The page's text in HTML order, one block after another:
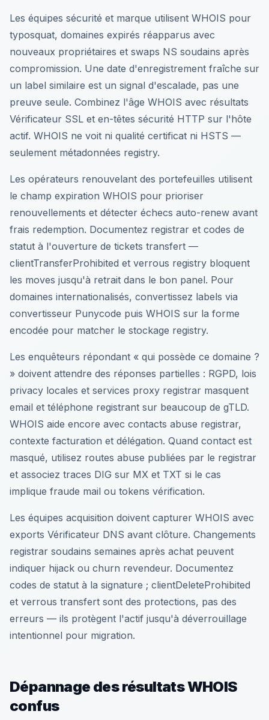
Les équipes sécurité et marque utilisent WHOIS pour
typosquat, domaines expirés réapparus avec
nouveaux propriétaires et swaps NS soudains après
compromission. Une date d'enregistrement fraîche sur
un label similaire est un signal d'escalade, pas une
preuve seule. Combinez l'âge WHOIS avec résultats
Vérificateur SSL et en-têtes sécurité HTTP sur l'hôte
actif. WHOIS ne voit ni qualité certificat ni HSTS —
seulement métadonnées registry.
Les opérateurs renouvelant des portefeuilles utilisent
le champ expiration WHOIS pour prioriser
renouvellements et détecter échecs auto-renew avant
frais redemption. Documentez registrar et codes de
statut à l'ouverture de tickets transfert —
clientTransferProhibited et verrous registry bloquent
les moves jusqu'à retrait dans le bon panel. Pour
domaines internationalisés, convertissez labels via
convertisseur Punycode puis WHOIS sur la forme
encodée pour matcher le stockage registry.
Les enquêteurs répondant « qui possède ce domaine ?
» doivent attendre des réponses partielles : RGPD, lois
privacy locales et services proxy registrar masquent
email et téléphone registrant sur beaucoup de gTLD.
WHOIS aide encore avec contacts abuse registrar,
contexte facturation et délégation. Quand contact est
masqué, utilisez routes abuse publiées par le registrar
et associez traces DIG sur MX et TXT si le cas
implique fraude mail ou tokens vérification.
Les équipes acquisition doivent capturer WHOIS avec
exports Vérificateur DNS avant clôture. Changements
registrar soudains semaines après achat peuvent
indiquer hijack ou churn revendeur. Documentez
codes de statut à la signature ; clientDeleteProhibited
et verrous transfert sont des protections, pas des
erreurs — ils protègent l'actif jusqu'à déverrouillage
intentionnel pour migration.
Dépannage des résultats WHOIS
confus